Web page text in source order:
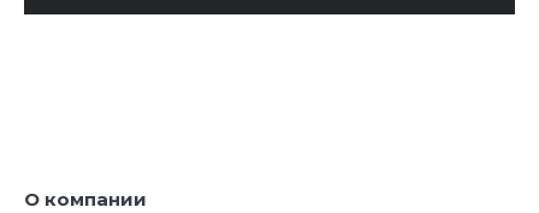
О компании